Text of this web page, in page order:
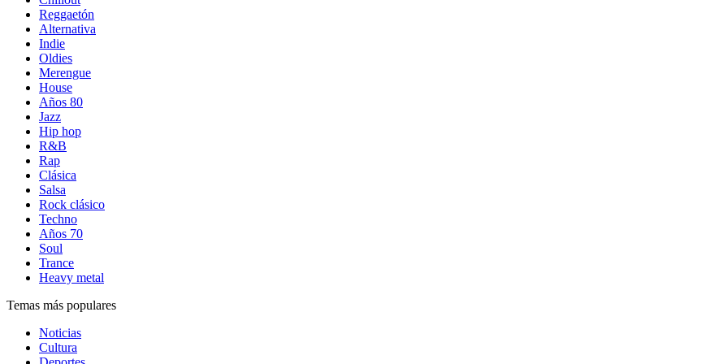
Reggaetón
Alternativa
Indie
Oldies
Merengue
House
Años 80
Jazz
Hip hop
R&B
Rap
Clásica
Salsa
Rock clásico
Techno
Años 70
Soul
Trance
Heavy metal
Temas más populares
Noticias
Cultura